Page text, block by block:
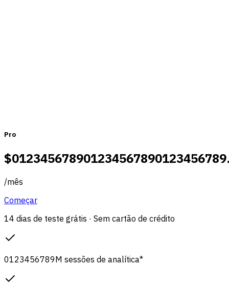
Pro
$012345678901234567890123456789
/mês
Começar
14 dias de teste grátis · Sem cartão de crédito
0123456789M sessões de analítica*